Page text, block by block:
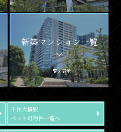
新築マンション一覧
一覧を表示
千住大橋駅
ペット可物件一覧へ